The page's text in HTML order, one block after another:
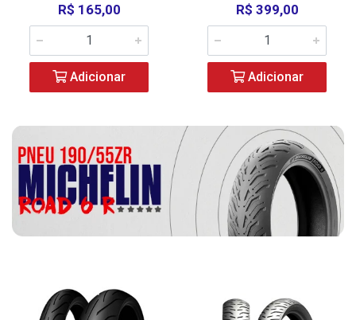
R$ 165,00
Adicionar
R$ 399,00
Adicionar